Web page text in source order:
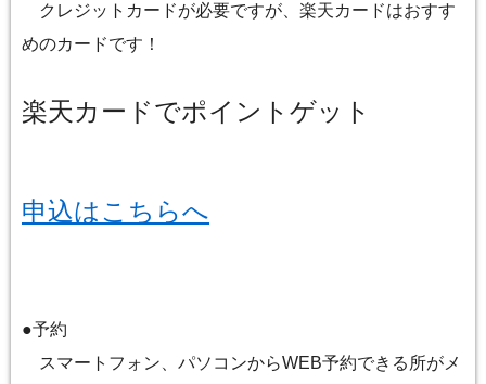
クレジットカードが必要ですが、楽天カードはおすす
めのカードです！
楽天カードでポイントゲット
申込はこちらへ
●予約
スマートフォン、パソコンからWEB予約できる所がメ